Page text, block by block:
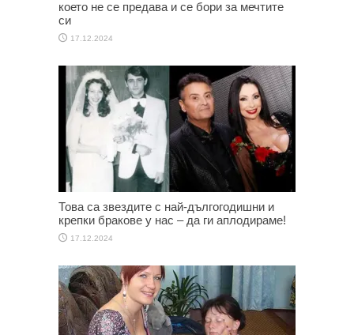
което не се предава и се бори за мечтите
си
17.12.2024
Това са звездите с най-дългогодишни и
крепки бракове у нас – да ги аплодираме!
17.12.2024